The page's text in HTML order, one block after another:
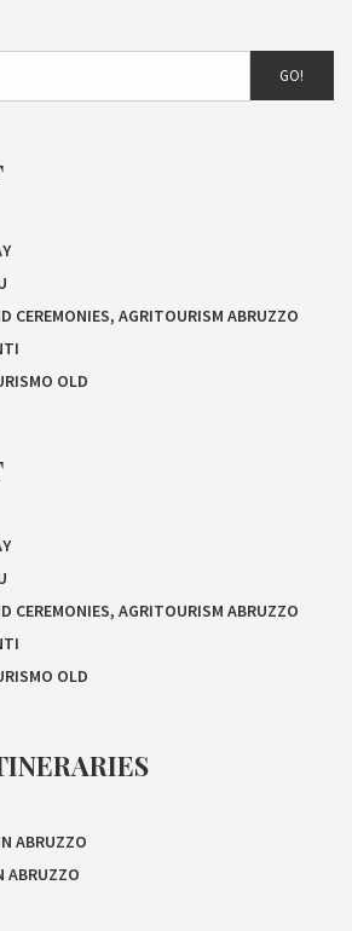
GO!
CEREMONIES, AGRITOURISM ABRUZZO
OLD
CEREMONIES, AGRITOURISM ABRUZZO
OLD
ABRUZZO
ABRUZZO